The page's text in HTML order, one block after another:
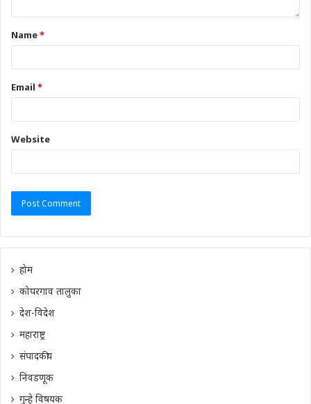
Name*
Email *
Website
होम
कोपरगाव तालुका
देश-विदेश
महाराष्ट्र
संपादकीय
निवडणूक
गुन्हे विषयक